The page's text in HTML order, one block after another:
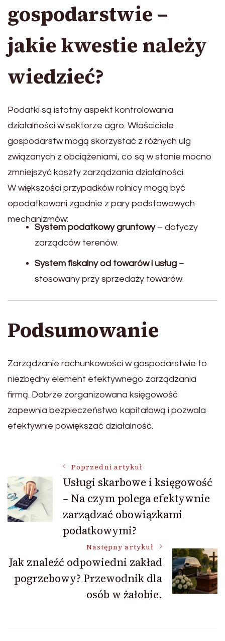
gospodarstwie –
jakie kwestie należy
wiedzieć?
Podatki są istotny aspekt kontrolowania
działalności w sektorze agro. Właściciele
gospodarstw mogą skorzystać z różnych ulg
związanych z obciążeniami, co są w stanie mocno
zmniejszyć koszty zarządzania działalności.
W większości przypadków rolnicy mogą być
opodatkowani zgodnie z pary podstawowych
mechanizmów:
System podatkowy gruntowy– dotyczy
zarządców terenów.
System fiskalny od towarów i usług –
stosowany przy sprzedaży towarów.
Podsumowanie
Zarządzanie rachunkowości w gospodarstwie to
niezbędny element efektywnego zarządzania
firmą. Dobrze zorganizowana księgowość
zapewnia bezpieczeństwo kapitałową i pozwala
efektywnie powiększać działalność.
Nawigacja
wpisu
Poprzedni artykuł
Usługi skarbowe i księgowość
– Na czym polega efektywnie
zarządzać obowiązkami
podatkowymi?
Następny artykuł
Jak znaleźć odpowiedni zakład
pogrzebowy? Przewodnik dla
osób w żałobie.